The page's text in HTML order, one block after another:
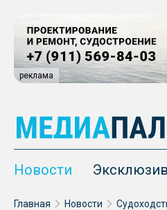
реклама
Новости
Главная Новости